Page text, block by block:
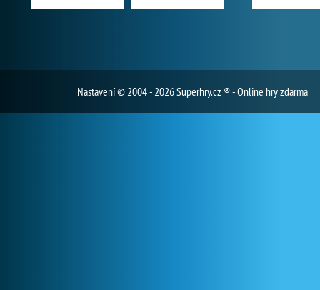
Nastavení© 2004 - 2026 Superhry.cz ® - Online hry zdarma